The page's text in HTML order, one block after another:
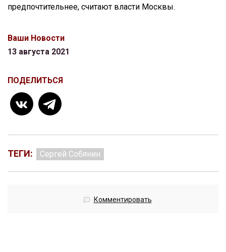
предпочтительнее, считают власти Москвы.
Ваши Новости
13 августа 2021
ПОДЕЛИТЬСЯ
ТЕГИ: Сергей Собянин
Комментировать